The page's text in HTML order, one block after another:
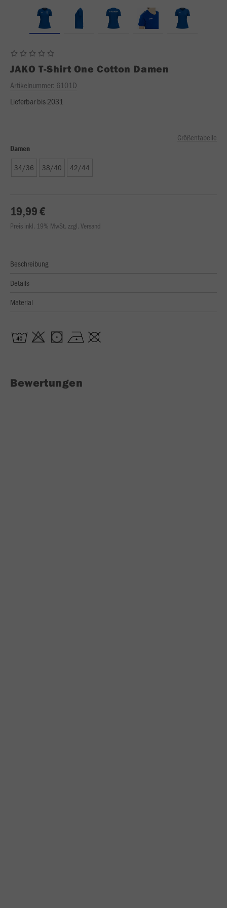
JAKO T-Shirt One Cotton Damen
Artikelnummer: 6101D
Lieferbar bis 2031
Größentabelle
Damen
34/36 38/40 42/44
19,99 €
Preis inkl. 19% MwSt. zzgl. Versand
Beschreibung
Details
Material
Bewertungen